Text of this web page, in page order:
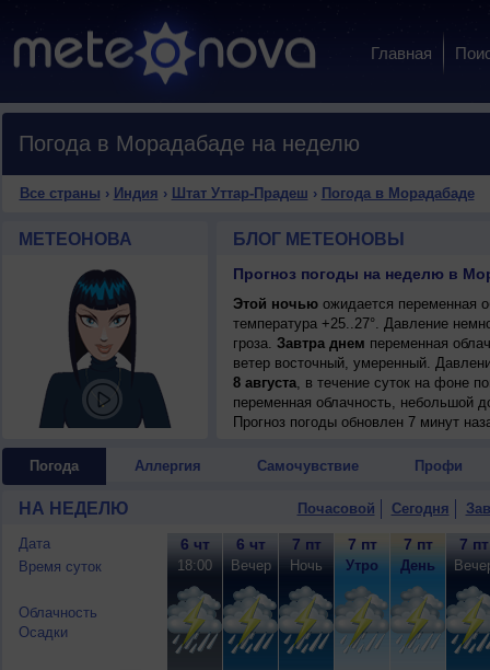
Главная
Погода в Морадабаде на неделю
Все страны › Индия › Штат Уттар-Прадеш › Погода в Морадабаде
МЕТЕОНОВА БЛОГ МЕТЕОНОВЫ
Прогноз погоды на неделю в
Этой ночьюожидается переменная
температура +25..27°. Давление
гроза. Завтра днем переменная
ветер восточный, умеренный.
8 августа, в течение суток на фоне
переменная облачность, небольшой
днем +31..33°, ветер восточный,
Прогноз погоды обновлен 7 минут
Погода Аллергия Самочувствие Профи
НА НЕДЕЛЮ Почасовой Сегодня
Дата
Время суток
Облачность
Осадки
6 чт
18:00
6 чт
Вечер
7 пт
Ночь
7 пт
Утро
7 пт
День
7 пт